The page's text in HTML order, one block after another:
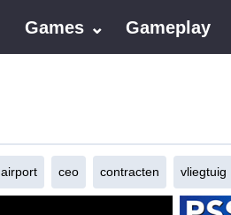
Games ⌄ Gameplay
airport ceo contracten vliegtuig